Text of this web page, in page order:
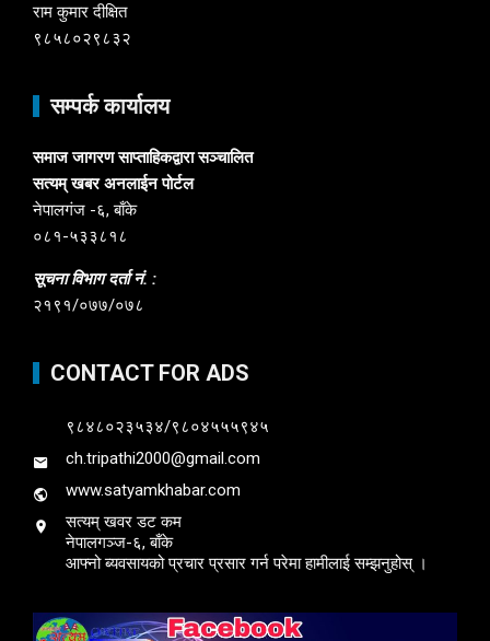
राम कुमार दीक्षित
९८५८०२९८३२
सम्पर्क कार्यालय
समाज जागरण साप्ताहिकद्वारा सञ्चालित
सत्यम् खबर अनलाईन पोर्टल
नेपालगंज -६, बाँके
०८१-५३३८१८
सूचना विभाग दर्ता नं. :
२१९१/०७७/०७८
CONTACT FOR ADS
९८४८०२३५३४/९८०४५५५९४५
ch.tripathi2000@gmail.com
www.satyamkhabar.com
सत्यम् खवर डट कम
नेपालगञ्ज-६, बाँके
आफ्नो ब्यवसायको प्रचार प्रसार गर्न परेमा हामीलाई सम्झनुहोस् ।